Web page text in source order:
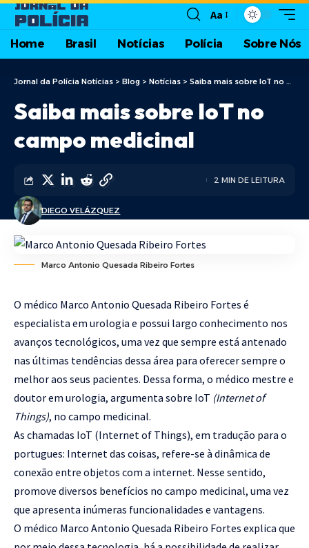
Aa
Home Brasil Notícias Polícia Sobre Nós
Jornal da Polícia Notícias > Blog > Notícias > Saiba mais sobre IoT no campo medicinal
Saiba mais sobre IoT no
campo medicinal
DIEGO VELÁZQUEZ
2 MIN DE LEITURA
Marco Antonio Quesada Ribeiro Fortes
O médico Marco Antonio Quesada Ribeiro Fortes é
especialista em urologia e possui largo conhecimento nos
avanços tecnológicos, uma vez que sempre está antenado
nas últimas tendências dessa área para oferecer sempre o
melhor aos seus pacientes. Dessa forma, o médico mestre e
doutor em urologia, argumenta sobre IoT (Internet of
Things), no campo medicinal.
As chamadas IoT (Internet of Things), em tradução para o
portugues: Internet das coisas, refere-se à dinâmica de
conexão entre objetos com a internet. Nesse sentido,
promove diversos benefícios no campo medicinal, uma vez
que apresenta inúmeras funcionalidades e vantagens.
O médico Marco Antonio Quesada Ribeiro Fortes explica que